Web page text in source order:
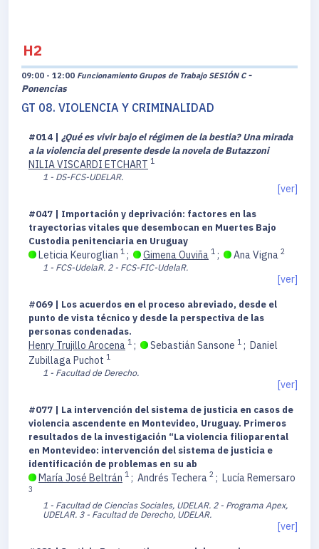
H2
09:00 - 12:00 Funcionamiento Grupos de Trabajo SESIÓN C -
Ponencias
GT 08. VIOLENCIA Y CRIMINALIDAD
#014 | ¿Qué es vivir bajo el régimen de la bestia?Una mirada
a la violencia del presente desde la novela de Butazzoni
NILIA VISCARDI ETCHART 1
1 - DS-FCS-UDELAR.
[ver]
#047 | Importación y deprivación: factores en las
trayectorias vitales que desembocan en Muertes Bajo
Custodia penitenciaria en Uruguay
Leticia Keuroglian 1 ; Gimena Ouviña 1 ; Ana Vigna 2
1 - FCS-UdelaR. 2 - FCS-FIC-UdelaR.
[ver]
#069 | Los acuerdos en el proceso abreviado, desde el
punto de vista técnico y desde la perspectiva de las
personas condenadas.
Henry Trujillo Arocena 1 ; Sebastián Sansone 1 ; Daniel
Zubillaga Puchot 1
1 - Facultad de Derecho.
[ver]
#077 | La intervención del sistema de justicia en casos de
violencia ascendente en Montevideo, Uruguay. Primeros
resultados de la investigación “La violencia filioparental
en Montevideo: intervención del sistema de justicia e
identificación de problemas en su ab
María José Beltrán 1 ; Andrés Techera 2 ; Lucía Remersaro
3
1 - Facultad de Ciencias Sociales, UDELAR. 2 - Programa Apex,
UDELAR. 3 - Facultad de Derecho, UDELAR.
[ver]